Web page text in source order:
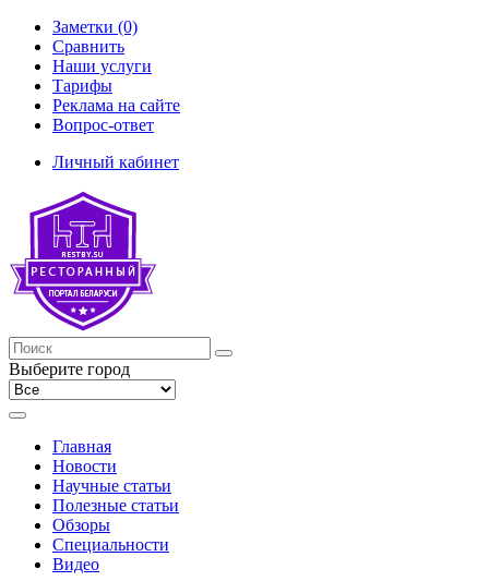
Заметки (0)
Сравнить
Наши услуги
Тарифы
Реклама на сайте
Вопрос-ответ
Личный кабинет
Выберите город
Главная
Новости
Научные статьи
Полезные статьи
Обзоры
Специальности
Видео